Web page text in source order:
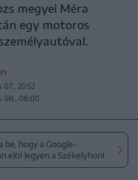
megyei Méra
egy motoros
07., 20:52
08., 08:00
hogy a Google-
elöl legyen a Székelyhon!